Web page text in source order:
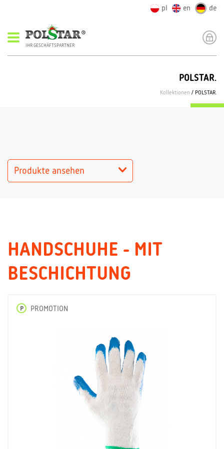
pl en de
IHR GESCHÄFTSPARTNER
POLSTAR.
Kollektionen / POLSTAR.
Produkte ansehen
HANDSCHUHE - MIT
BESCHICHTUNG
P PROMOTION